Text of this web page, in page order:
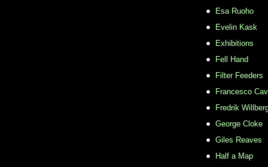
Esa Ruoho
Evelin Kask
Exhibitions
Fell Hand
Filter Feeders
Francesco
Fredrik
George Cloke
Giles Reaves
Half a Map